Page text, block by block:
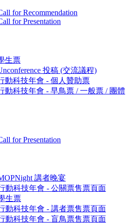
for Recommendation
for Presentation
生票
投稿 (交流議程)
動科技年會 - 個人贊助票
動科技年會 - 早鳥票 / 一般票 / 團體
for Presentation
講者晚宴
動科技年會 - 公關票售票頁面
生票
動科技年會 - 講者票售票頁面
動科技年會 - 盲鳥票售票頁面